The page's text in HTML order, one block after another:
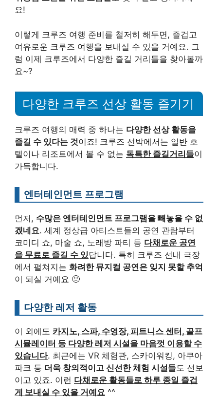
요!
이렇게 크루즈 여행 준비를 철저히 해두면, 즐겁고
여유로운 크루즈 여행을 보내실 수 있을 거예요. 그
럼 이제 크루즈에서 다양한 즐길 거리들을 찾아볼까
요~?
다양한 크루즈 선상 활동 즐기기
크루즈 여행의 매력 중 하나는 다양한 선상 활동을
즐길 수 있다는 것이죠! 크루즈 선박에서는 일반 호
텔이나 리조트에서 볼 수 없는 독특한 즐길거리들이
가득합니다.
엔터테인먼트 프로그램
먼저, 수많은 엔터테인먼트 프로그램을 빼놓을 수 없
겠네요. 세계 정상급 아티스트들의 공연 관람부터
코미디 쇼, 마술 쇼, 노래방 파티 등 다채로운 공연
을 무료로 즐길 수 있 답니다. 특히 크루즈 선내 극장
에서 펼쳐지는 화려한 뮤지컬 공연은 잊지 못할 추억
이 되실 거예요 🙂
다양한 레저 활동
이 외에도 카지노, 스파, 수영장, 피트니스 센터, 골프
시뮬레이터 등 다양한 레저 시설을 마음껏 이용할 수
있습니다. 최근에는 VR 체험관, 스카이워킹, 아쿠아
파크 등 더욱 창의적이고 신선한 체험 시설들도 선보
이고 있죠. 이런 다채로운 활동들로 하루 종일 즐겁
게 보내실 수 있을 거예요 ^^